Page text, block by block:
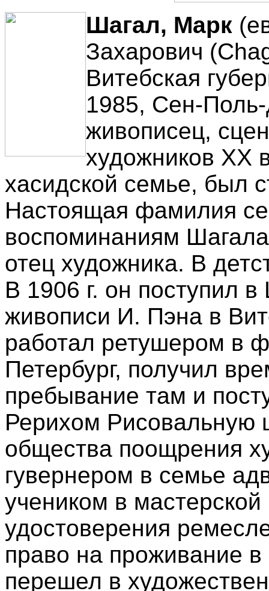
Шагал, Марк
Захарович
Витебская
1985, Сен-
живописец,
художников XX
хасидской семье, был
Настоящая фамилия
воспоминаниям
отец художника. В
В 1906 г. он поступил
живописи И. Пэна в
работал ретушером в
Петербург, получил
пребывание там и
Рерихом Рисовальную
общества поощрения
гувернером в семье
учеником в
удостоверения
право на проживание
перешел в